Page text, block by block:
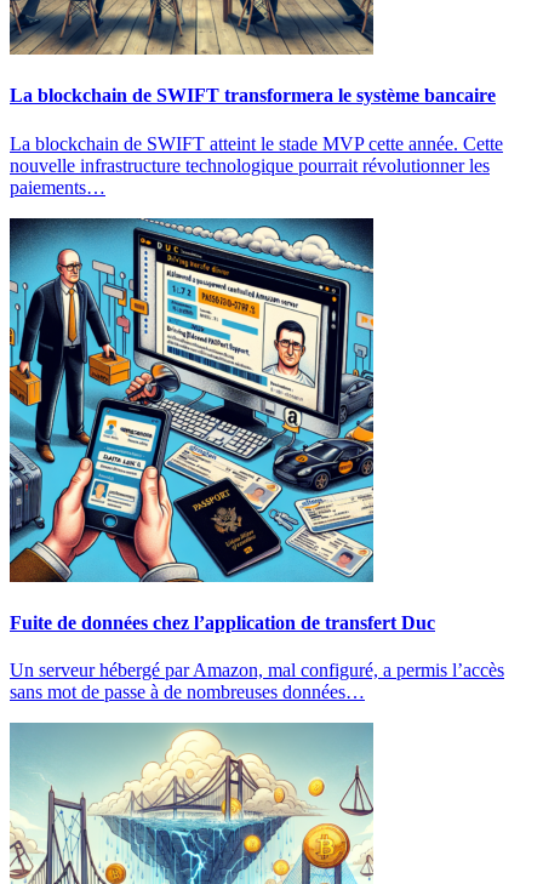
La blockchain de SWIFT transformera le système bancaire
La blockchain de SWIFT atteint le stade MVP cette année. Cette
nouvelle infrastructure technologique pourrait révolutionner les
paiements…
Fuite de données chez l’application de transfert Duc
Un serveur hébergé par Amazon, mal configuré, a permis l’accès
sans mot de passe à de nombreuses données…